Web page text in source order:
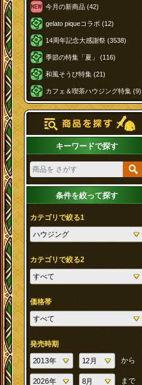
今月の新商品 (42)
gelato piqueコラボ (12)
14周年記念大感謝祭 (3538)
季節の特集「夏」 (116)
和風そうび特集 (21)
カフェ＆喫茶ハウジング特集 (9)
キーワードで探す
条件を絞って探す
カテゴリで絞る1
カテゴリで絞る2
価格帯
発売時期
から
まで